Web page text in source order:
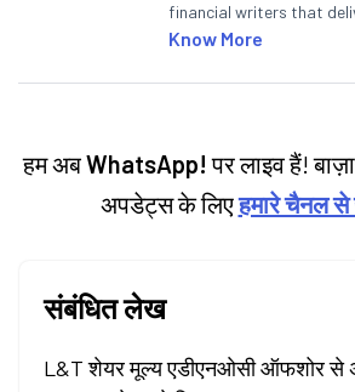
financial writers that
articles on the stock
categories.
Know More
हम अबWhatsApp! पर लाइव हैं!
अपडेट्स के लिएहमारे चैनल
संबंधित लेख
L&T शेयर मूल्य एडीएनओसी ऑफशोर से